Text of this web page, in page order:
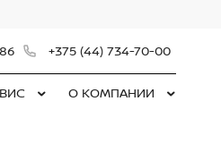
+375 (44) 734-70-00
О КОМПАНИИ